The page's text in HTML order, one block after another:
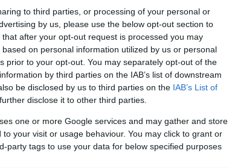
to third parties, or processing of your personal or
by us, please use the below opt-out section to
after your opt-out request is processed you may
on personal information utilized by us or personal
prior to your opt-out. You may separately opt-out of the
by third parties on the IAB’s list of downstream
be disclosed by us to third parties on the IAB’s List of
disclose it to other third parties.
one or more Google services and may gather and store
your visit or usage behaviour. You may click to grant or
party tags to use your data for below specified purposes